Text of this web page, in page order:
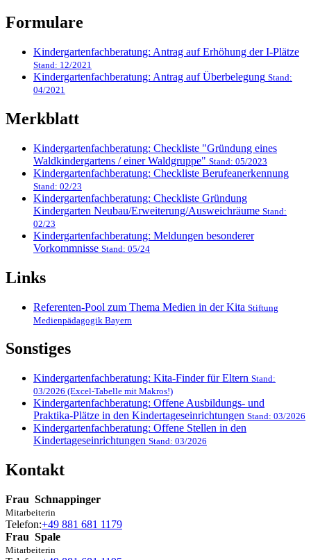
Formulare
Kindergartenfachberatung: Antrag auf Erhöhung der I-Plätze
Stand: 12/2021
Kindergartenfachberatung: Antrag auf Überbelegung Stand:
04/2021
Merkblatt
Kindergartenfachberatung: Checkliste "Gründung eines
Waldkindergartens / einer Waldgruppe" Stand: 05/2023
Kindergartenfachberatung: Checkliste Berufeanerkennung
Stand: 02/23
Kindergartenfachberatung: Checkliste Gründung
Kindergarten Neubau/Erweiterung/Ausweichräume Stand:
02/23
Kindergartenfachberatung: Meldungen besonderer
Vorkommnisse Stand: 05/24
Links
Referenten-Pool zum Thema Medien in der Kita Stiftung
Medienpädagogik Bayern
Sonstiges
Kindergartenfachberatung: Kita-Finder für Eltern Stand:
03/2026 (Excel-Tabelle mit Makros!)
Kindergartenfachberatung: Offene Ausbildungs- und
Praktika-Plätze in den Kindertageseinrichtungen Stand: 03/2026
Kindergartenfachberatung: Offene Stellen in den
Kindertageseinrichtungen Stand: 03/2026
Kontakt
Frau Schnappinger
Mitarbeiterin
Telefon:+49 881 681 1179
Frau Spale
Mitarbeiterin